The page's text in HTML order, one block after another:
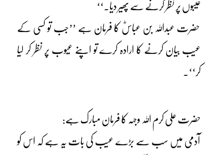
عیبوں پر نظر کرنے سے پھیر دیا۔‘‘
حضرت عبداللہ بن عباسؓ کا فرمان ہے ’’جب تو کسی کے
عیب بیان کرنے کا ارادہ کرے تو اپنے عیوب پر نظر کر لیا
کر‘‘۔
حضرت علی کرم اللہ وجہہ کا فرمان مبارک ہے:
آدمی میں سب سے بڑے عیب کی بات یہ ہے کہ اس کو